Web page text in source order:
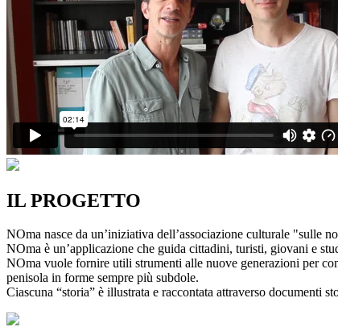
IL PROGETTO
NOma nasce da un’iniziativa dell’associazione culturale "sulle
NOma è un’applicazione che guida cittadini, turisti, giovani e
NOma vuole fornire utili strumenti alle nuove generazioni per
penisola in forme sempre più subdole.
Ciascuna “storia” è illustrata e raccontata attraverso